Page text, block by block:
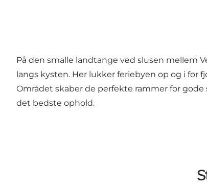
På den smalle landtange ved slusen mellem
langs kysten. Her lukker feriebyen op og i for
Området skaber de perfekte rammer for
det bedste ophold.